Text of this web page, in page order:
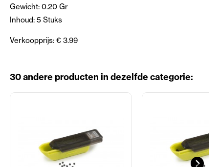
Gewicht: 0.20 Gr
Inhoud: 5 Stuks
Verkoopprijs: € 3.99
30 andere producten in dezelfde categorie: